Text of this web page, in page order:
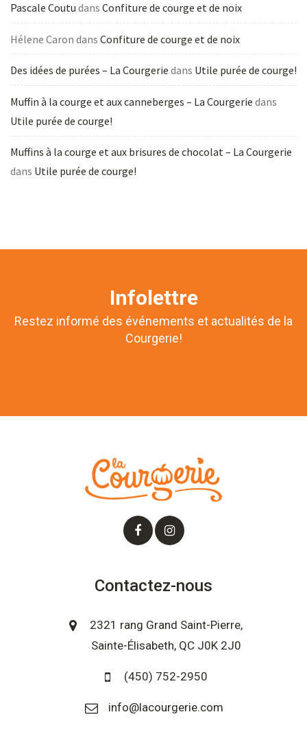
Pascale Coutu dans Confiture de courge et de noix
Hélene Caron dans Confiture de courge et de noix
Des idées de purées – La Courgerie dans Utile purée de courge!
Muffin à la courge et aux canneberges – La Courgerie dans
Utile purée de courge!
Muffins à la courge et aux brisures de chocolat – La Courgerie
dans Utile purée de courge!
Infolettre
Restez informé des événements et actualités de la
Courgerie!
Contactez-nous
2321 rang Grand Saint-Pierre,
Sainte-Élisabeth, QC J0K 2J0
(450) 752-2950
info@lacourgerie.com